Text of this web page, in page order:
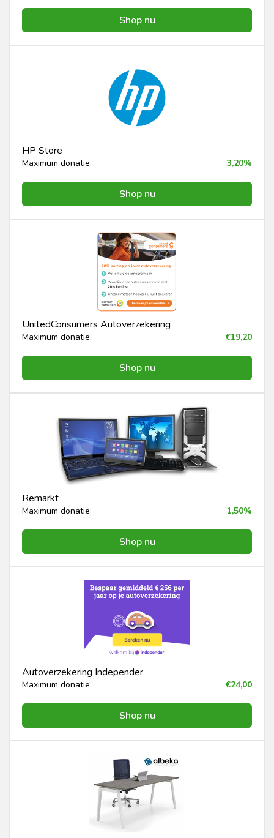
Shop nu
HP Store
Maximum donatie: 3,20%
Shop nu
UnitedConsumers Autoverzekering
Maximum donatie: €19,20
Shop nu
Remarkt
Maximum donatie: 1,50%
Shop nu
Autoverzekering Independer
Maximum donatie: €24,00
Shop nu